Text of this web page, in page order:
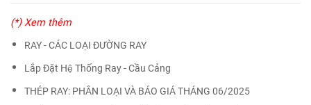
(*) Xem thêm
RAY - CÁC LOẠI ĐƯỜNG RAY
Lắp Đặt Hệ Thống Ray - Cầu Cảng
THÉP RAY: PHÂN LOẠI VÀ BÁO GIÁ THÁNG 06/2025